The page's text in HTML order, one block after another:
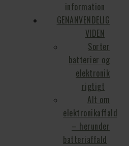
information
GENANVENDELIG
VIDEN
Sorter
batterier og
elektronik
rigtigt
Alt om
elektronikaffald
– herunder
batteriaffald